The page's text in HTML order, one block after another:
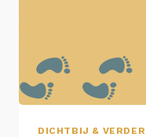
DICHTBIJ & VERDER